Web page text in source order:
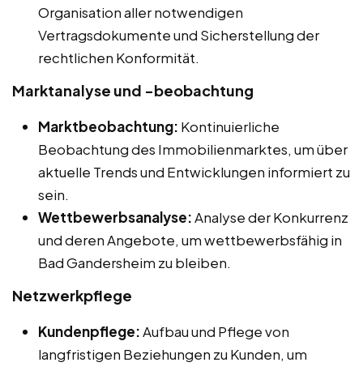
Organisation aller notwendigen
Vertragsdokumente und Sicherstellung der
rechtlichen Konformität.
Marktanalyse und -beobachtung
Marktbeobachtung: Kontinuierliche
Beobachtung des Immobilienmarktes, um über
aktuelle Trends und Entwicklungen informiert zu
sein.
Wettbewerbsanalyse:Analyse der Konkurrenz
und deren Angebote, um wettbewerbsfähig in
Bad Gandersheim zu bleiben.
Netzwerkpflege
Kundenpflege:Aufbau und Pflege von
langfristigen Beziehungen zu Kunden, um